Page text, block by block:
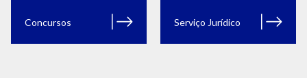
Concursos Serviço Jurídico